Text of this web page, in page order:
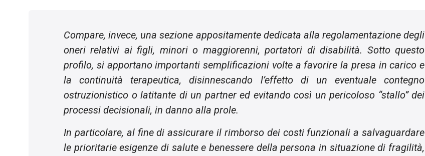
Compare, invece, una sezione appositamente dedicata alla regolamentazione degli
oneri relativi ai figli, minori o maggiorenni, portatori di disabilità. Sotto questo
profilo, si apportano importanti semplificazioni volte a favorire la presa in carico e
la continuità terapeutica, disinnescando l’effetto di un eventuale contegno
ostruzionistico o latitante di un partnered evitando così un pericoloso “stallo” dei
processi decisionali, in danno alla prole.
In particolare, al fine di assicurare il rimborso dei costi funzionali a salvaguardare
le prioritarie esigenze di salute e benessere della persona in situazione di fragilità,